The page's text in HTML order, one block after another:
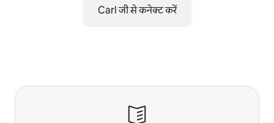
Carl जी से कनेक्ट करें